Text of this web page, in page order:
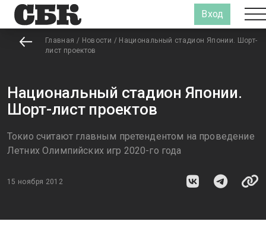
Вход
Главная / Новости / Национальный стадион Японии. Шорт-
лист проектов
Национальный стадион Японии.
Шорт-лист проектов
Токио считают главным претендентом на проведение
Летних Олимпийских игр 2020-го года
15 ноября 2012